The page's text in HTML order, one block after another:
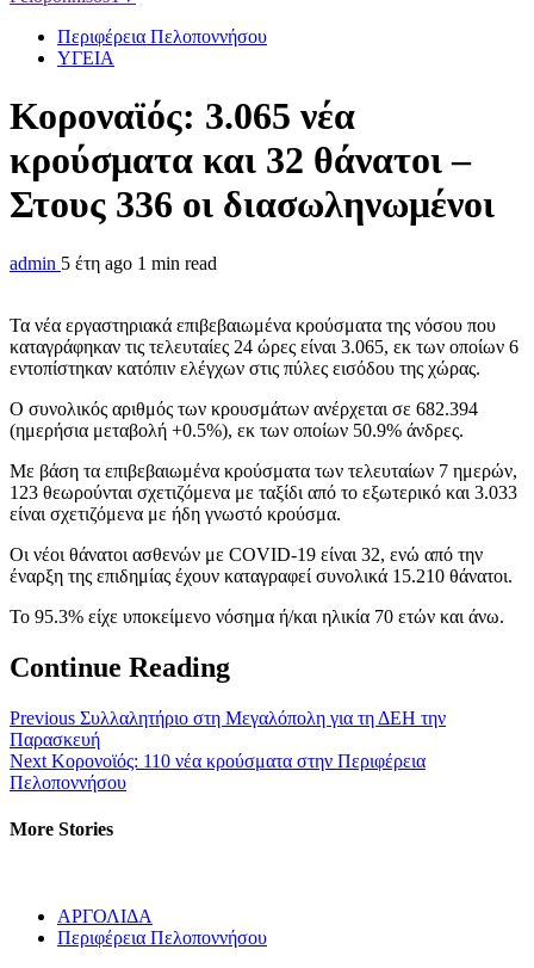
Περιφέρεια Πελοποννήσου
ΥΓΕΙΑ
Κοροναϊός: 3.065 νέα
κρούσματα και 32 θάνατοι –
Στους 336 οι διασωληνωμένοι
admin 5 έτη ago 1 min read
Τα νέα εργαστηριακά επιβεβαιωμένα κρούσματα της νόσου που
καταγράφηκαν τις τελευταίες 24 ώρες είναι 3.065, εκ των οποίων 6
εντοπίστηκαν κατόπιν ελέγχων στις πύλες εισόδου της χώρας.
Ο συνολικός αριθμός των κρουσμάτων ανέρχεται σε 682.394
(ημερήσια μεταβολή +0.5%), εκ των οποίων 50.9% άνδρες.
Με βάση τα επιβεβαιωμένα κρούσματα των τελευταίων 7 ημερών,
123 θεωρούνται σχετιζόμενα με ταξίδι από το εξωτερικό και 3.033
είναι σχετιζόμενα με ήδη γνωστό κρούσμα.
Οι νέοι θάνατοι ασθενών με COVID-19 είναι 32, ενώ από την
έναρξη της επιδημίας έχουν καταγραφεί συνολικά 15.210 θάνατοι.
Το 95.3% είχε υποκείμενο νόσημα ή/και ηλικία 70 ετών και άνω.
Continue Reading
Previous Συλλαλητήριο στη Μεγαλόπολη για τη ΔΕΗ την
Παρασκευή
Next Κορονοϊός: 110 νέα κρούσματα στην Περιφέρεια
Πελοποννήσου
More Stories
ΑΡΓΟΛΙΔΑ
Περιφέρεια Πελοποννήσου